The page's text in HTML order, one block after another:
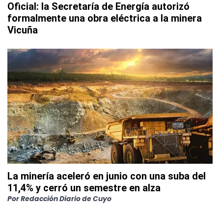
Oficial: la Secretaría de Energía autorizó
formalmente una obra eléctrica a la minera
Vicuña
La minería aceleró en junio con una suba del
11,4% y cerró un semestre en alza
PorRedacción Diario de Cuyo